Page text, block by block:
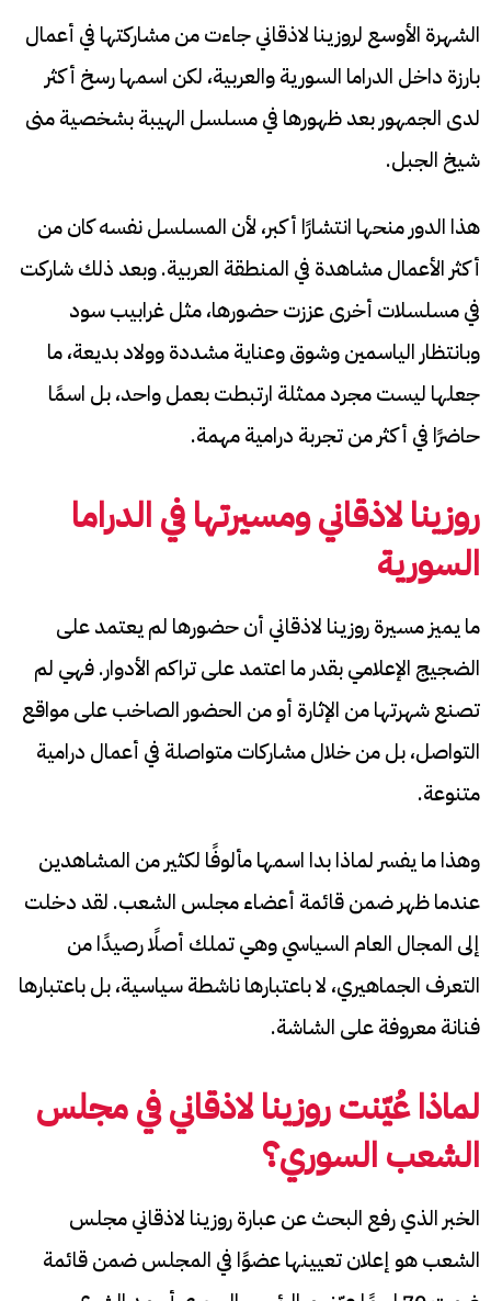
الشهرة الأوسع لروزينا لاذقاني جاءت من مشاركتها في أعمال
بارزة داخل الدراما السورية والعربية، لكن اسمها رسخ أكثر
لدى الجمهور بعد ظهورها في مسلسل الهيبة بشخصية منى
شيخ الجبل.
هذا الدور منحها انتشارًا أكبر، لأن المسلسل نفسه كان من
أكثر الأعمال مشاهدة في المنطقة العربية. وبعد ذلك شاركت
في مسلسلات أخرى عززت حضورها، مثل غرابيب سود
وبانتظار الياسمين وشوق وعناية مشددة وولاد بديعة، ما
جعلها ليست مجرد ممثلة ارتبطت بعمل واحد، بل اسمًا
حاضرًا في أكثر من تجربة درامية مهمة.
روزينا لاذقاني ومسيرتها في الدراما
السورية
ما يميز مسيرة روزينا لاذقاني أن حضورها لم يعتمد على
الضجيج الإعلامي بقدر ما اعتمد على تراكم الأدوار. فهي لم
تصنع شهرتها من الإثارة أو من الحضور الصاخب على مواقع
التواصل، بل من خلال مشاركات متواصلة في أعمال درامية
متنوعة.
وهذا ما يفسر لماذا بدا اسمها مألوفًا لكثير من المشاهدين
عندما ظهر ضمن قائمة أعضاء مجلس الشعب. لقد دخلت
إلى المجال العام السياسي وهي تملك أصلًا رصيدًا من
التعرف الجماهيري، لا باعتبارها ناشطة سياسية، بل باعتبارها
فنانة معروفة على الشاشة.
لماذا عُيّنت روزينا لاذقاني في مجلس
الشعب السوري؟
الخبر الذي رفع البحث عن عبارة روزينا لاذقاني مجلس
الشعب هو إعلان تعيينها عضوًا في المجلس ضمن قائمة